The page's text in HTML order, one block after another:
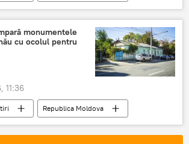
Andrei Năstase
PLDM
Curtea Constituțională
Constituție
monumentele
cu ocolul pentru
11:36
Republica Moldova
PL
Ghimpu